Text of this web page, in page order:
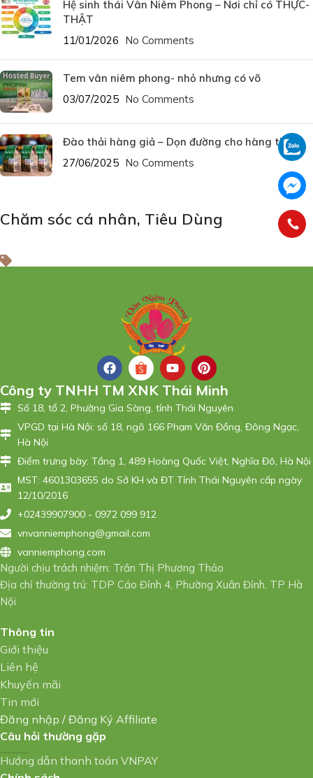
Hệ sinh thái Vân Niêm Phong – Nơi chỉ có THỰC-
THẬT
11/01/2026 No Comments
Tem vân niêm phong- nhỏ nhưng có võ
03/07/2025 No Comments
Đào thải hàng giả – Dọn đường cho hàng thật
27/06/2025 No Comments
Chăm sóc cá nhân, Tiêu Dùng
Công ty TNHH TM XNK Thái Minh
Số 18, tổ 2, Phường Gia Sàng, tỉnh Thái Nguyên
VPGD tại Hà Nội: số 18, ngõ 166 Phạm Văn Đồng, Đông Ngạc,
Hà Nội
Điểm trưng bày: Tầng 1, 489 Hoàng Quốc Việt, Nghĩa Đô, Hà Nội
MST: 4601303655 do Sở KH và ĐT Tỉnh Thái Nguyên cấp ngày
12/10/2016
+02439907900 - 0972 099 912
vnvanniemphong@gmail.com
vanniemphong.com
Người chịu trách nhiệm: Trần Thị Phương Thảo
Địa chỉ thường trú: TDP Cáo Đỉnh 4, Phường Xuân Đỉnh, TP Hà
Nội
Thông tin
Giới thiệu
Liên hệ
Khuyến mãi
Tin mới
Đăng nhập / Đăng Ký Affiliate
Câu hỏi thường gặp
Hướng dẫn thanh toán VNPAY